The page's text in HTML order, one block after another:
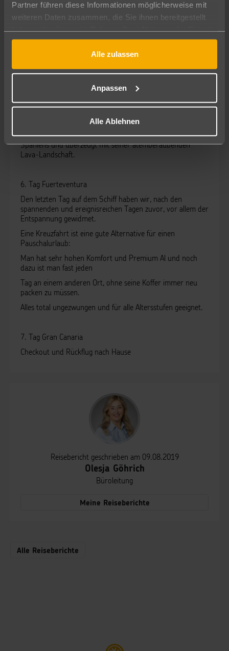
Partner führen diese Informationen möglicherweise mit
weiteren Daten zusammen, die Sie ihnen bereitgestellt
gesammelt haben.
Alle zulassen
Anpassen
Alle Ablehnen
Der Nationalpark Caldera de Taburiente ist eine
wunderschöne Berglandschaft, die sehr gut für Wanderer
Aber auch die Altstadt von Santa Cruz ist ein echter
einer Runde Shuffleboard getestet.
5. Tag Teneriffa
in den Nationalpark Canadas del Teide - ein Muss, wenn
man auf Teneriffa ist. Der Teide ist der größte Berg
Spaniens und überzeugt mit seiner atemberaubenden
Lava-Landschaft.
6. Tag Fuerteventura
Den letzten Tag auf dem Schiff haben wir, nach den
spannenden und ereignisreichen Tagen zuvor, vor allem der
Entspannung gewidmet.
Eine Kreuzfahrt ist eine gute Alternative für einen
Pauschalurlaub:
Man hat sehr hohen Komfort und Premium Al und noch
dazu ist man fast jeden
Tag an einem anderen Ort, ohne seine Koffer immer neu
packen zu müssen.
Alles total ungezwungen und für alle Altersstufen geeignet.
7. Tag Gran Canaria
Checkout und Rückflug nach Hause
Reisebericht geschrieben am 09.08.2019
Olesja Göhrich
Büroleitung
Meine Reiseberichte
Alle Reiseberichte